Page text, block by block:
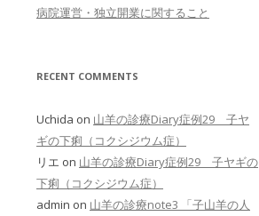
病院運営・独立開業に関すること
RECENT COMMENTS
Uchida on 山羊の診療Diary症例29 子ヤ
ギの下痢（コクシジウム症）
リエ on 山羊の診療Diary症例29 子ヤギの
下痢（コクシジウム症）
admin on 山羊の診療note3 「子山羊の人